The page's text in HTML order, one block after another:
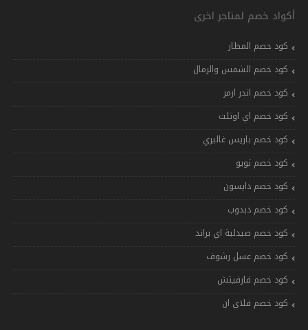
أكواد خصم لمتاجر اخرى
كود خصم المطار
كود خصم الشمس والرمال
كود خصم اندر ارمر
كود خصم اي اوتلت
كود خصم باريس غاليري
كود خصم تويو
كود خصم دايسون
كود خصم دبدوب
كود خصم صيدلية اي براند
كود خصم عسل رشوف
كود خصم فارفيتش
كود خصم فلاي ان